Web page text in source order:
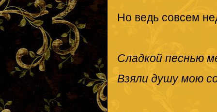
Но ведь совсем
Сладкой песнью
Взяли душу мою